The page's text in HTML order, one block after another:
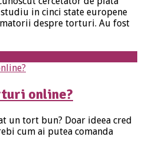
in cinci state europene
despre torturi. Au fost
online?
un tort bun? Doar ideea cred
cum ai putea comanda